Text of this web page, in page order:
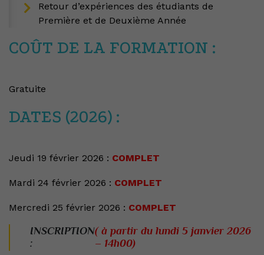
Retour d’expériences des étudiants de
Première et de Deuxième Année
COÛT DE LA FORMATION :
Gratuite
DATES (2026) :
Jeudi 19 février 2026 : COMPLET
Mardi 24 février 2026 : COMPLET
Mercredi 25 février 2026 : COMPLET
INSCRIPTION
:
( à partir du lundi 5 janvier 2026
– 14h00)